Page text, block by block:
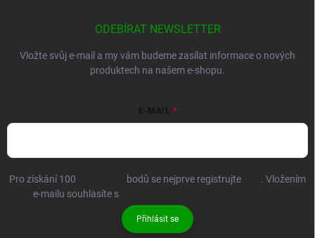
ODEBÍRAT NEWSLETTER
Vložte svůj e-mail a my vám budeme zasílat informace o nových
produktech na našem e-shopu.
E-MAIL
Pro získání 100 bodů se nejprve registrujte
. Vložením
e-mailu souhlasíte s
Přihlásit se